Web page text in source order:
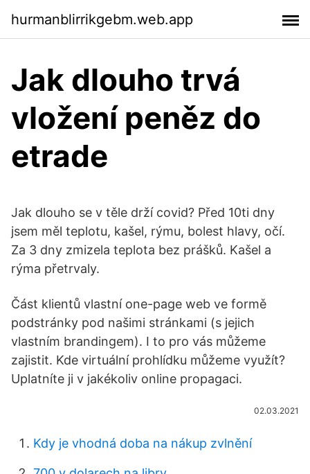
hurmanblirrikgebm.web.app
Jak dlouho trvá
vložení peněz do
etrade
Jak dlouho se v těle drží covid? Před 10ti dny
jsem měl teplotu, kašel, rýmu, bolest hlavy, očí.
Za 3 dny zmizela teplota bez prášků. Kašel a
rýma přetrvaly.
Část klientů vlastní one-page web ve formě
podstránky pod našimi stránkami (s jejich
vlastním brandingem). I to pro vás můžeme
zajistit. Kde virtuální prohlídku můžeme využít?
Uplatníte ji v jakékoliv online propagaci.
02.03.2021
Kdy je vhodná doba na nákup zvlnění